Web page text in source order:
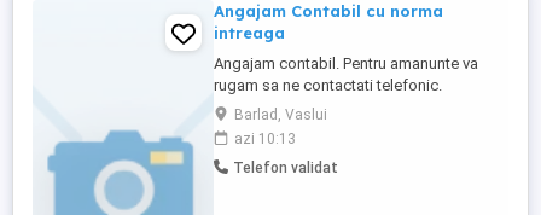
Angajam Contabil cu norma
intreaga
Angajam contabil. Pentru amanunte va
rugam sa ne contactati telefonic.
Barlad, Vaslui
azi 10:13
Telefon validat